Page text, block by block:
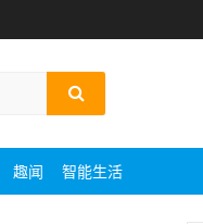
趣闻 智能生活